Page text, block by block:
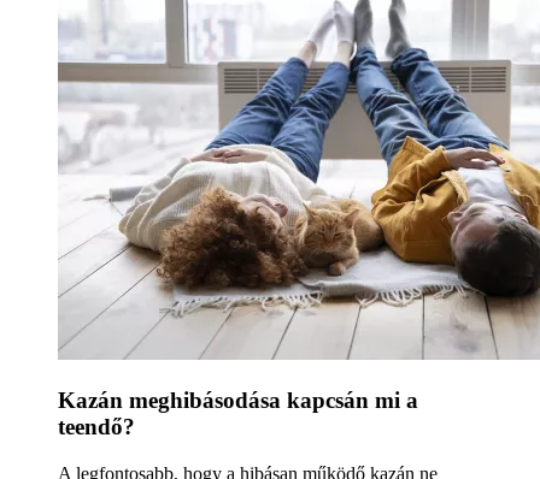
Kazán meghibásodása kapcsán mi a
teendő?
A legfontosabb, hogy a hibásan működő kazán ne